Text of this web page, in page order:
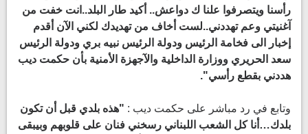
رأسنا ويتصرفوا علنا ك دواعش.. أكيد طار البلد..انت خفت من
آغنيتي وعم تهددني..لست أخاف من تهديدك لكني الآن أقدم
إخبار الى فخامة الرئيس ودولة الرئيس نبيه بري ودولة الرئيس
سعد الحريري ووزارة الداخلية والآجهزة الأمنية بأن حكمت ديب
هددني بقطع رأسي".
وتابع في رد مباشر على حكمت ديب : "هذه بلدي قبل أن تكون
بلدك…أنا كل الشعب اللبناني رسخني فنان على قلوبهم وبيبقى